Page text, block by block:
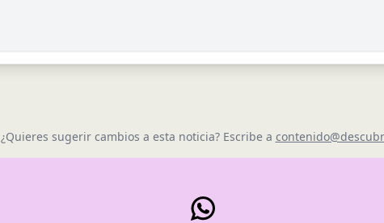
¿Quieres sugerir cambios a esta noticia? Escribe a